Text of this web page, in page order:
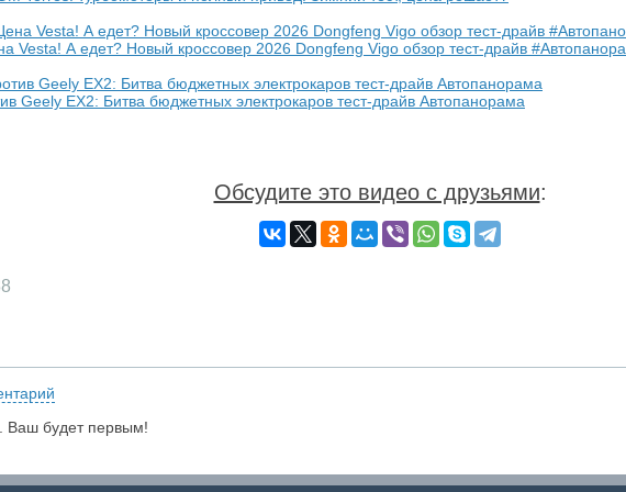
Vesta! А едет? Новый кроссовер 2026 Dongfeng Vigo обзор тест-драйв
Geely EX2: Битва бюджетных электрокаров тест-драйв Автопанорама
Обсудите это видео с друзьями:
Ваш будет первым!